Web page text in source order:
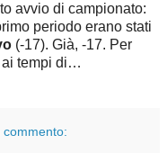
avvio di campionato:
periodo erano stati
(-17). Già, -17. Per
ai tempi di…
commento: